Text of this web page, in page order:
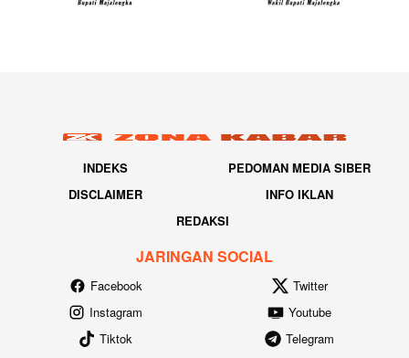
INDEKS
PEDOMAN MEDIA SIBER
DISCLAIMER
INFO IKLAN
REDAKSI
JARINGAN SOCIAL
Facebook
Twitter
Instagram
Youtube
Tiktok
Telegram